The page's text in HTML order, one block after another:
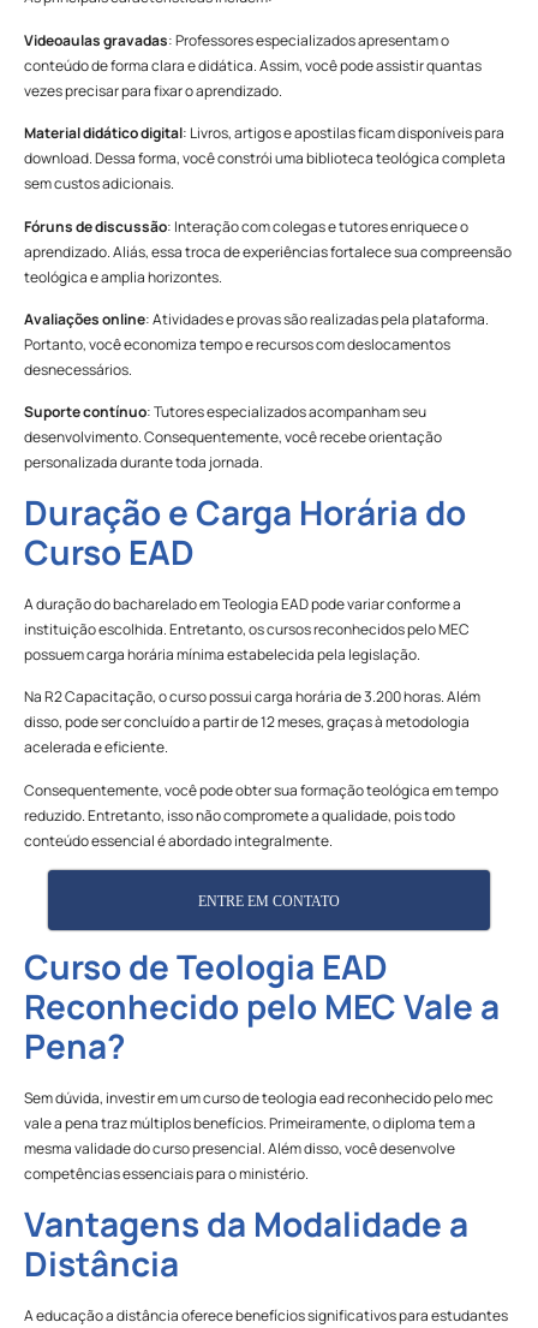
Videoaulas gravadas: Professores especializados apresentam o
conteúdo de forma clara e didática. Assim, você pode assistir quantas
vezes precisar para fixar o aprendizado.
Material didático digital: Livros, artigos e apostilas ficam disponíveis para
download. Dessa forma, você constrói uma biblioteca teológica completa
sem custos adicionais.
Fóruns de discussão: Interação com colegas e tutores enriquece o
aprendizado. Aliás, essa troca de experiências fortalece sua compreensão
teológica e amplia horizontes.
Avaliações online: Atividades e provas são realizadas pela plataforma.
Portanto, você economiza tempo e recursos com deslocamentos
desnecessários.
Suporte contínuo: Tutores especializados acompanham seu
desenvolvimento. Consequentemente, você recebe orientação
personalizada durante toda jornada.
Duração e Carga Horária do
Curso EAD
A duração do bacharelado em Teologia EAD pode variar conforme a
instituição escolhida. Entretanto, os cursos reconhecidos pelo MEC
possuem carga horária mínima estabelecida pela legislação.
Na R2 Capacitação, o curso possui carga horária de 3.200 horas. Além
disso, pode ser concluído a partir de 12 meses, graças à metodologia
acelerada e eficiente.
Consequentemente, você pode obter sua formação teológica em tempo
reduzido. Entretanto, isso não compromete a qualidade, pois todo
conteúdo essencial é abordado integralmente.
ENTRE EM CONTATO
Curso de Teologia EAD
Reconhecido pelo MEC Vale a
Pena?
Sem dúvida, investir em um curso de teologia ead reconhecido pelo mec
vale a pena traz múltiplos benefícios. Primeiramente, o diploma tem a
mesma validade do curso presencial. Além disso, você desenvolve
competências essenciais para o ministério.
Vantagens da Modalidade a
Distância
A educação a distância oferece benefícios significativos para estudantes